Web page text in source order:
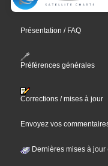
Présentation / FAQ
Préférences générales
Corrections / mises à jour
Envoyez vos
Dernières mises à jour